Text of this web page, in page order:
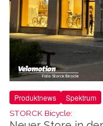
Produktnews Spektrum
STORCK Bicycle: